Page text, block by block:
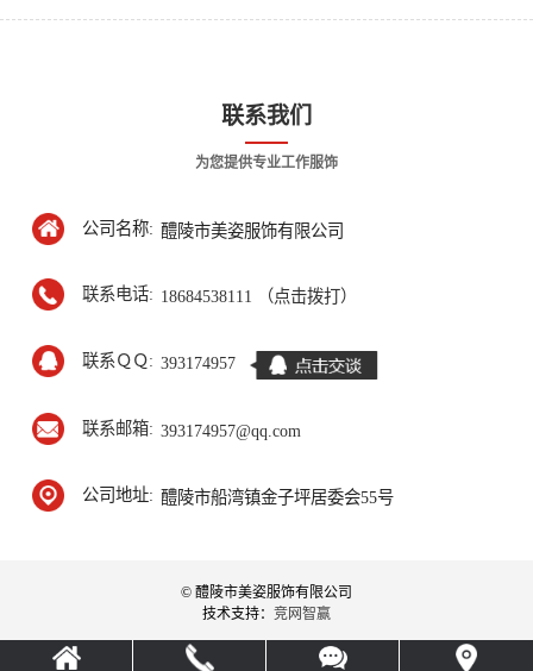
联系我们
为您提供专业工作服饰
公司名称: 醴陵市美姿服饰有限公司
联系电话: 18684538111 （点击拨打）
联系ＱＱ: 393174957
联系邮箱: 393174957@qq.com
公司地址: 醴陵市船湾镇金子坪居委会55号
© 醴陵市美姿服饰有限公司
技术支持： 竞网智赢